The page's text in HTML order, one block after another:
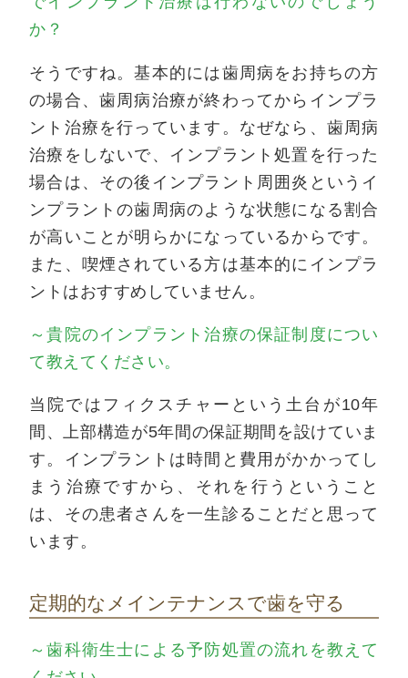
か？
そうですね。基本的には歯周病をお持ちの方
の場合、歯周病治療が終わってからインプラ
ント治療を行っています。なぜなら、歯周病
治療をしないで、インプラント処置を行った
場合は、その後インプラント周囲炎というイ
ンプラントの歯周病のような状態になる割合
が高いことが明らかになっているからです。
また、喫煙されている方は基本的にインプラ
ントはおすすめしていません。
～貴院のインプラント治療の保証制度につい
て教えてください。
当院ではフィクスチャーという土台が10年
間、上部構造が5年間の保証期間を設けていま
す。インプラントは時間と費用がかかってし
まう治療ですから、それを行うということ
は、その患者さんを一生診ることだと思って
います。
定期的なメインテナンスで歯を守る
～歯科衛生士による予防処置の流れを教えて